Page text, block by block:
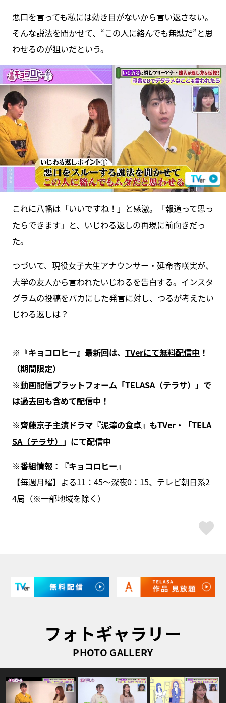
悪口を言っても私には効き目がないから言い返さない。
そんな説法を聞かせて、“この人に絡んでも無駄だ”と思
わせるのが狙いだという。
これに八幡は「いいですね！」と感激。「報道って思っ
たらできます」と、いじわる返しの再現に前向きだっ
た。
つづいて、現役女子大生アナウンサー・延命杏咲実が、
大学の友人から言われたいじわるを告白する。インスタ
グラムの投稿をバカにした発言に対し、つるが考えたい
じわる返しは？
※『キョコロヒー』最新回は、 TVerにて無料配信中 ！
（期間限定）
※動画配信プラットフォーム「TELASA（テラサ） 」で
は過去回も含めて配信中！
※齊藤京子主演ドラマ『泥濘の食卓』もTVer・「TELA
SA（テラサ） 」にて配信中
※番組情報：『キョコロヒー』
【毎週月曜】よる11：45～深夜0：15、テレビ朝日系2
4局（※一部地域を除く）
フォトギャラリー
PHOTO GALLERY